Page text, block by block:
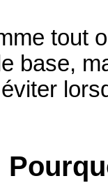
tout
base,